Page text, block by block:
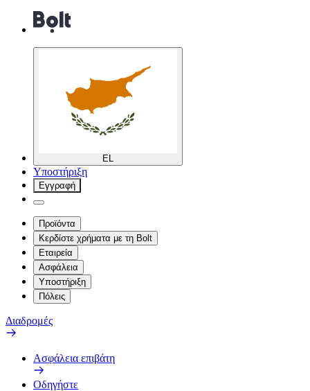
EL
Υποστήριξη
Εγγραφή
Προϊόντα
Κερδίστε χρήματα με τη Bolt
Εταιρεία
Ασφάλεια
Υποστήριξη
Πόλεις
Διαδρομές
Ασφάλεια επιβάτη
Οδηγήστε